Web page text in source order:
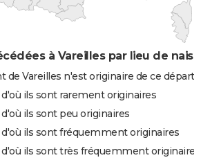
à Vareilles par lieu de
de Vareilles n'est originaire de ce
ils sont rarement originaires
ils sont peu originaires
ils sont fréquemment originaires
ils sont très fréquemment originaires